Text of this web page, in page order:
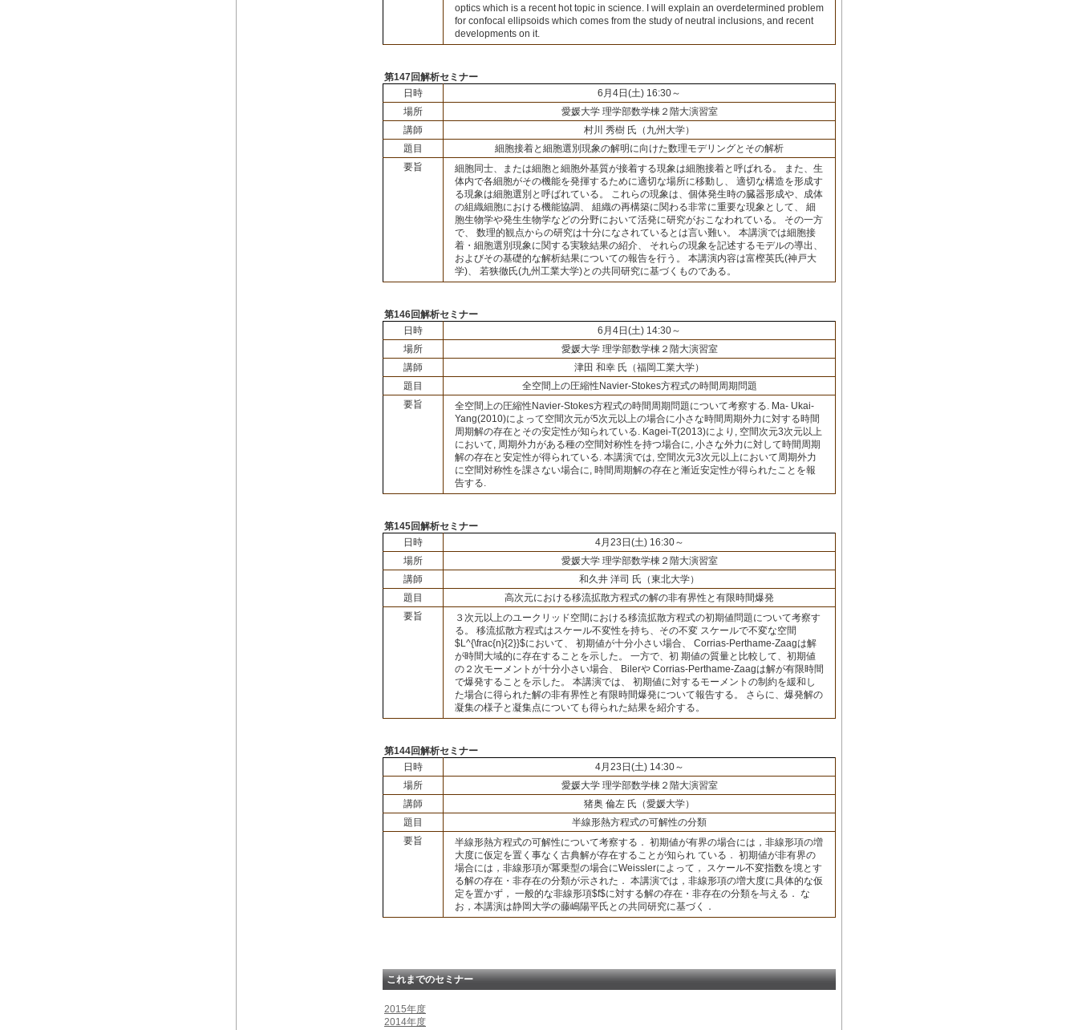
optics which is a recent hot topic in science. I will explain an overdetermined problem
for confocal ellipsoids which comes from the study of neutral inclusions, and recent
developments on it.
第147回解析セミナー
日時
6月4日(土) 16:30～
場所
愛媛大学 理学部数学棟２階大演習室
講師
村川 秀樹 氏（九州大学）
題目
細胞接着と細胞選別現象の解明に向けた数理モデリングとその解析
要旨
細胞同士、または細胞と細胞外基質が接着する現象は細胞接着と呼ばれる。 また、生
体内で各細胞がその機能を発揮するために適切な場所に移動し、 適切な構造を形成す
る現象は細胞選別と呼ばれている。 これらの現象は、個体発生時の臓器形成や、成体
の組織細胞における機能協調、 組織の再構築に関わる非常に重要な現象として、 細
胞生物学や発生生物学などの分野において活発に研究がおこなわれている。 その一方
で、 数理的観点からの研究は十分になされているとは言い難い。 本講演では細胞接
着・細胞選別現象に関する実験結果の紹介、 それらの現象を記述するモデルの導出、
およびその基礎的な解析結果についての報告を行う。 本講演内容は富樫英氏(神戸大
学)、 若狭徹氏(九州工業大学)との共同研究に基づくものである。
第146回解析セミナー
日時
6月4日(土) 14:30～
場所
愛媛大学 理学部数学棟２階大演習室
講師
津田 和幸 氏（福岡工業大学）
題目
全空間上の圧縮性Navier-Stokes方程式の時間周期問題
要旨
全空間上の圧縮性Navier-Stokes方程式の時間周期問題について考察する. Ma- Ukai-
Yang(2010)によって空間次元が5次元以上の場合に小さな時間周期外力に対する時間
周期解の存在とその安定性が知られている. Kagei-T(2013)により, 空間次元3次元以上
において, 周期外力がある種の空間対称性を持つ場合に, 小さな外力に対して時間周期
解の存在と安定性が得られている. 本講演では, 空間次元3次元以上において周期外力
に空間対称性を課さない場合に, 時間周期解の存在と漸近安定性が得られたことを報
告する.
第145回解析セミナー
日時
4月23日(土) 16:30～
場所
愛媛大学 理学部数学棟２階大演習室
講師
和久井 洋司 氏（東北大学）
題目
高次元における移流拡散方程式の解の非有界性と有限時間爆発
要旨
３次元以上のユークリッド空間における移流拡散方程式の初期値問題について考察す
る。 移流拡散方程式はスケール不変性を持ち、その不変 スケールで不変な空間
$L^{\frac{n}{2}}$において、 初期値が十分小さい場合、 Corrias-Perthame-Zaagは解
が時間大域的に存在することを示した。 一方で、初 期値の質量と比較して、初期値
の２次モーメントが十分小さい場合、 Bilerや Corrias-Perthame-Zaagは解が有限時間
で爆発することを示した。 本講演では、 初期値に対するモーメントの制約を緩和し
た場合に得られた解の非有界性と有限時間爆発について報告する。 さらに、爆発解の
凝集の様子と凝集点についても得られた結果を紹介する。
第144回解析セミナー
日時
4月23日(土) 14:30～
場所
愛媛大学 理学部数学棟２階大演習室
講師
猪奥 倫左 氏（愛媛大学）
題目
半線形熱方程式の可解性の分類
要旨
半線形熱方程式の可解性について考察する． 初期値が有界の場合には，非線形項の増
大度に仮定を置く事なく古典解が存在することが知られ ている． 初期値が非有界の
場合には，非線形項が冪乗型の場合にWeisslerによって， スケール不変指数を境とす
る解の存在・非存在の分類が示された． 本講演では，非線形項の増大度に具体的な仮
定を置かず， 一般的な非線形項$f$に対する解の存在・非存在の分類を与える． な
お，本講演は静岡大学の藤嶋陽平氏との共同研究に基づく．
これまでのセミナー
2015年度
2014年度